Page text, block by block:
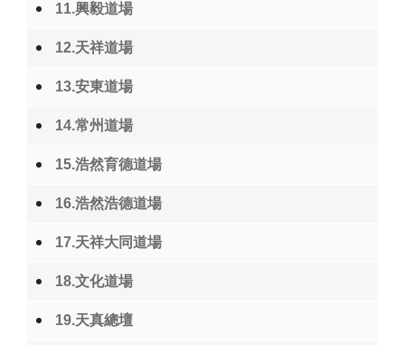
11.興毅道場
12.天祥道場
13.安東道場
14.常州道場
15.浩然育德道場
16.浩然浩德道場
17.天祥大同道場
18.文化道場
19.天真總壇